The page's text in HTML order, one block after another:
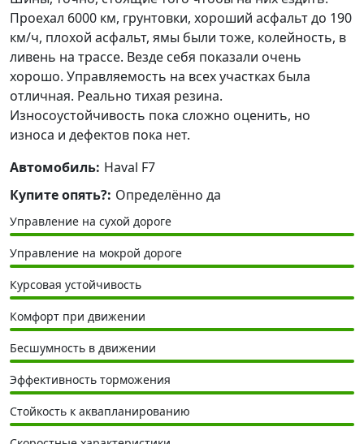
Проехал 6000 км, грунтовки, хороший асфальт до 190
км/ч, плохой асфальт, ямы были тоже, колейность, в
ливень на трассе. Везде себя показали очень
хорошо. Управляемость на всех участках была
отличная. Реально тихая резина.
Износоустойчивость пока сложно оценить, но
износа и дефектов пока нет.
Автомобиль: Haval F7
Купите опять?: Определённо да
Управление на сухой дороге
Управление на мокрой дороге
Курсовая устойчивость
Комфорт при движении
Бесшумность в движении
Эффективность торможения
Стойкость к аквапланированию